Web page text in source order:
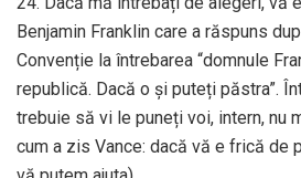
Benjamin Franklin care a răspuns
Convenție la întrebarea “domnule
republică. Dacă o și puteți păstra”.
trebuie să vi le puneți voi, intern, nu
cum a zis Vance: dacă vă e frică de